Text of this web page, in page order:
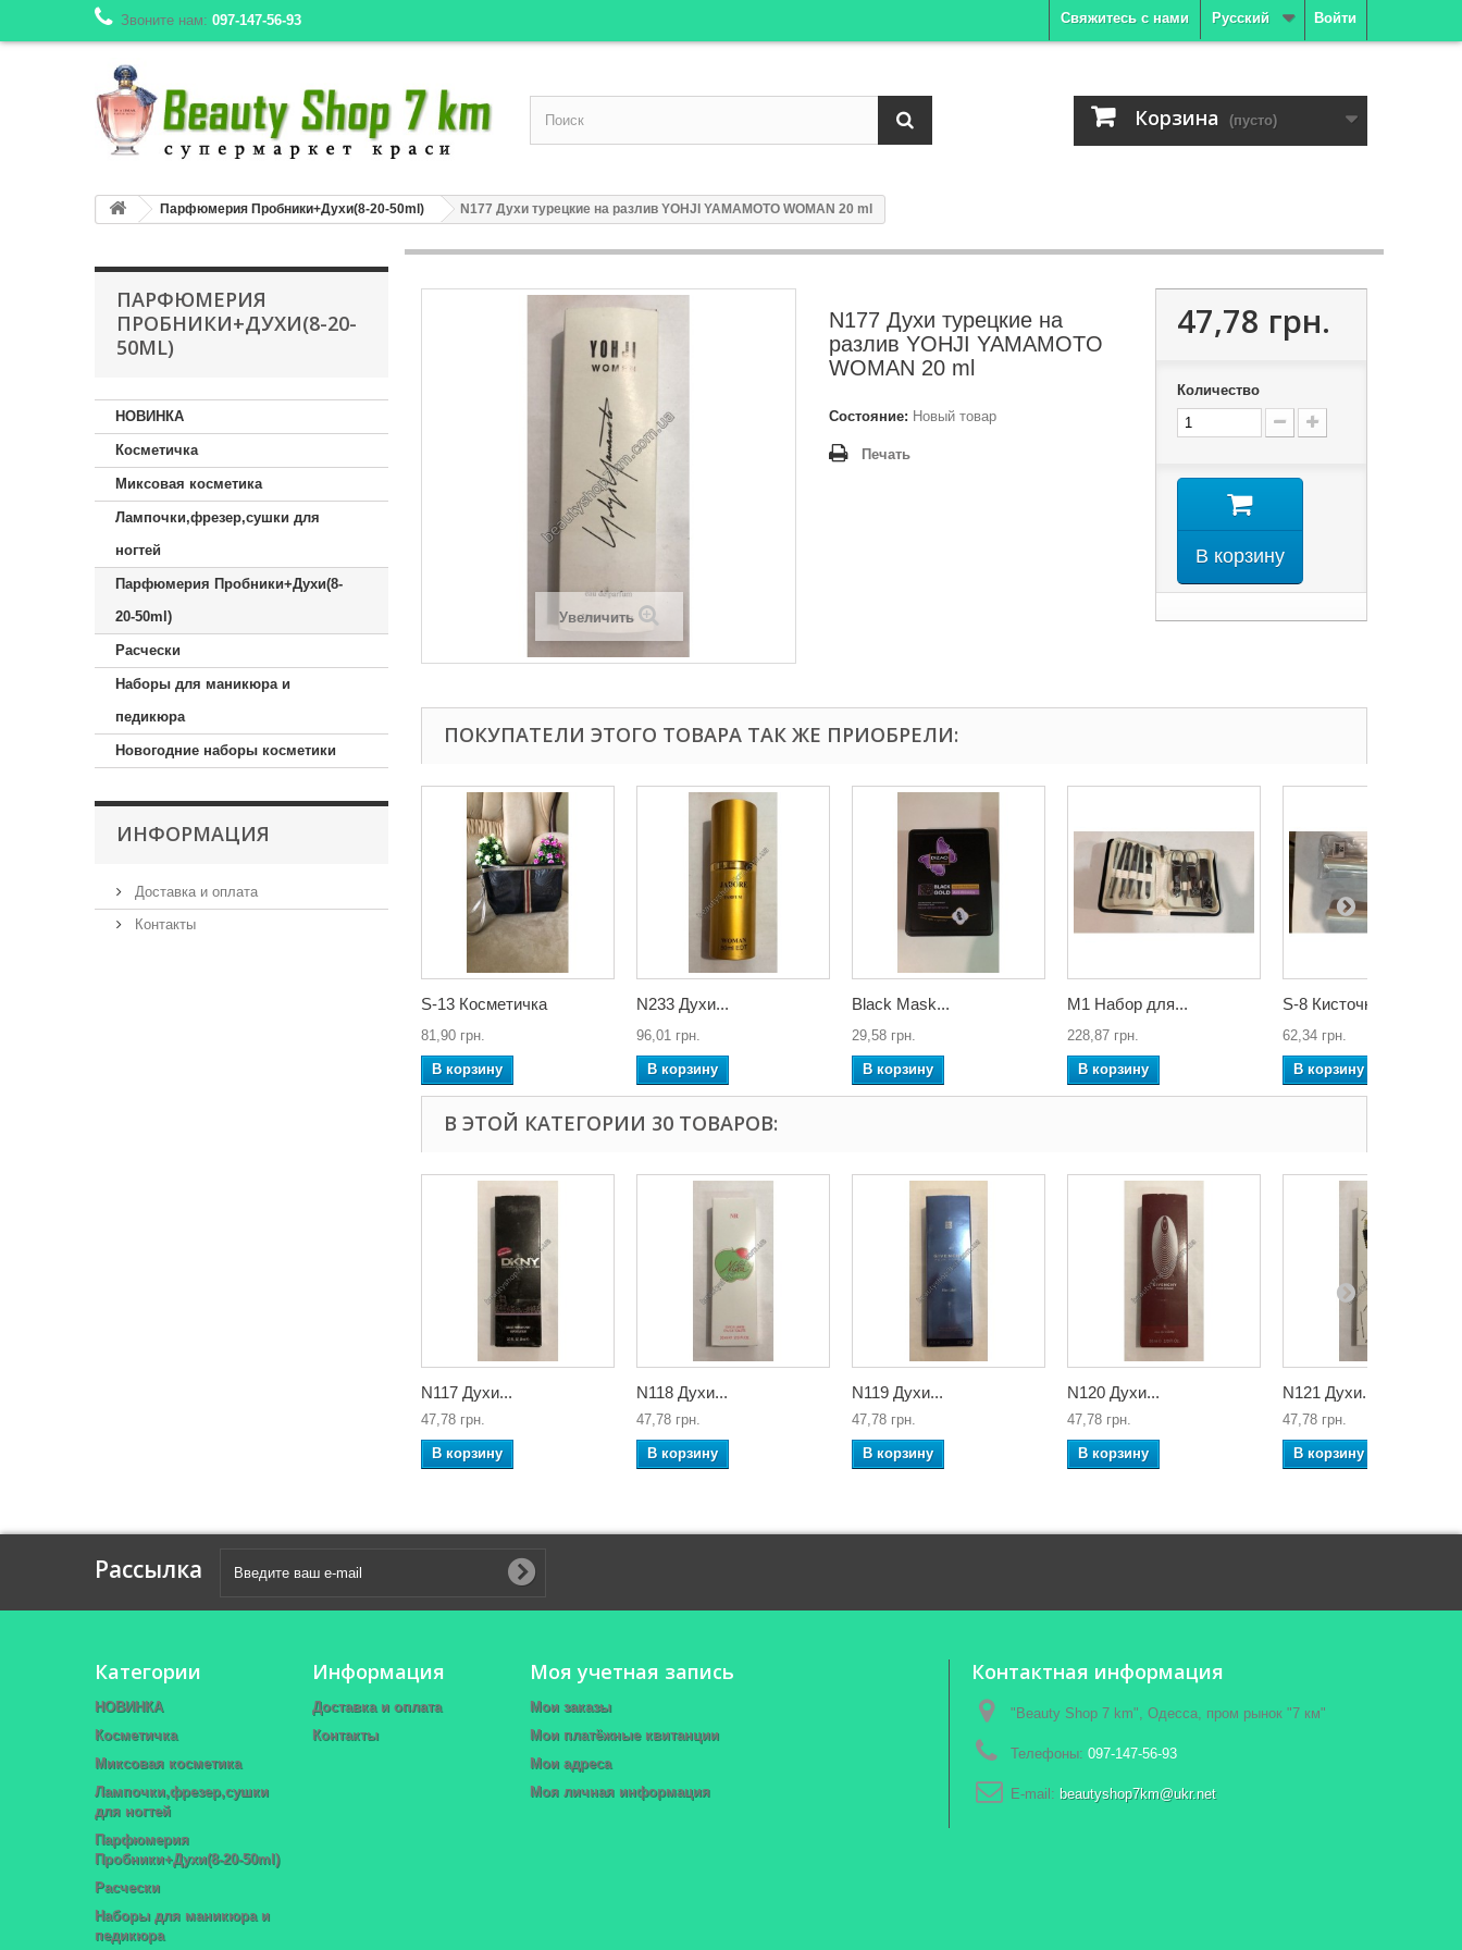
Войти
Русский
Свяжитесь с нами
Звоните нам: 097-147-56-93
Корзина (пусто)
Парфюмерия Пробники+Духи(8-20-50ml) N177 Духи турецкие на разлив YOHJI YAMAMOTO WOMAN 20 ml
ПАРФЮМЕРИЯ
ПРОБНИКИ+ДУХИ(8-20-
50ML)
НОВИНКА
Косметичка
Миксовая косметика
Лампочки,фрезер,сушки для
ногтей
Парфюмерия Пробники+Духи(8-
20-50ml)
Расчески
Наборы для маникюра и
педикюра
Новогодние наборы косметики
ИНФОРМАЦИЯ
Доставка и оплата
Контакты
Увеличить
N177 Духи турецкие на
разлив YOHJI YAMAMOTO
WOMAN 20 ml
Состояние: Новый товар
Печать
47,78 грн.
Количество
В корзину
ПОКУПАТЕЛИ ЭТОГО ТОВАРА ТАК ЖЕ ПРИОБРЕЛИ:
S-13 Косметичка
81,90 грн.
В корзину
N233 Духи...
96,01 грн.
В корзину
Black Mask...
29,58 грн.
В корзину
M1 Набор для...
228,87 грн.
В корзину
S-8 Кисточки
62,34 грн.
В корзину
В ЭТОЙ КАТЕГОРИИ 30 ТОВАРОВ:
N117 Духи...
47,78 грн.
В корзину
N118 Духи...
47,78 грн.
В корзину
N119 Духи...
47,78 грн.
В корзину
N120 Духи...
47,78 грн.
В корзину
N121 Духи...
47,78 грн.
В корзину
Рассылка
Категории
НОВИНКА
Косметичка
Миксовая косметика
Лампочки,фрезер,сушки
для ногтей
Парфюмерия
Пробники+Духи(8-20-50ml)
Расчески
Наборы для маникюра и
педикюра
Информация
Доставка и оплата
Контакты
Моя учетная запись
Мои заказы
Мои платёжные квитанции
Мои адреса
Моя личная информация
Контактная информация
"Beauty Shop 7 km", Одесса, пром рынок "7 км"
Телефоны: 097-147-56-93
E-mail: beautyshop7km@ukr.net